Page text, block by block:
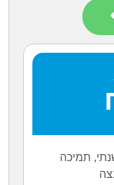
שנתי, תמיכה